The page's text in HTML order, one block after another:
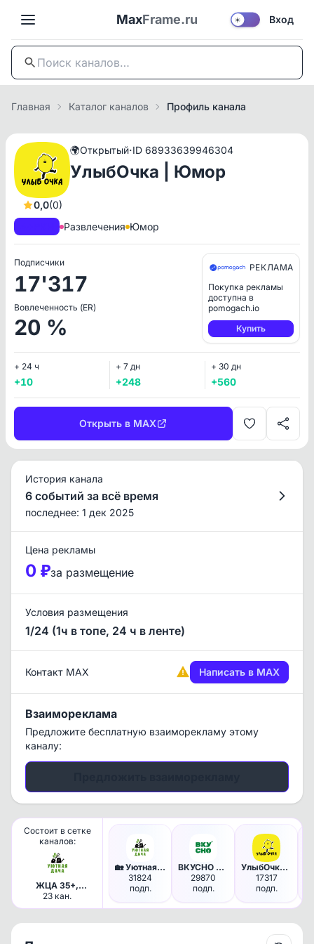
MaxFrame.ru ☀️ Вход
Главная Каталог каналов Профиль канала
0,0(0)
🌍Открытый·ID 68933639946304
УлыбОчка | Юмор
Развлечения Юмор
Подписчики
17'317
Вовлеченность (ER)
20 %
РЕКЛАМА
Покупка рекламы
доступна в
pomogach.io
Купить
+ 24 ч
+10
+ 7 дн
+248
+ 30 дн
+560
Открыть в MAX
История канала
6 событий за всё время
последнее: 1 дек 2025
Цена рекламы
0 ₽за размещение
Условия размещения
1/24 (1ч в топе, 24 ч в ленте)
Контакт MAX Написать в MAX
Взаимореклама
Предложите бесплатную взаиморекламу этому
каналу:
Состоит в сетке
каналов:
ЖЦА 35+,
отдача ТОП,
Макс трафик, на
23 кан.
🏡 Уютная дача - Сад - Огород …
31824
подп.
ВКУСНО и ПРОСТО | Рецепты
29870
подп.
УлыбОчка | Юмор
17317
подп.